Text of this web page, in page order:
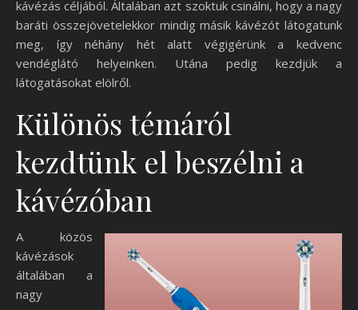
kávézás céljából. Általában azt szoktuk csinálni, hogy a nagy
baráti összejövetelekkor mindig másik kávézót látogatunk
meg, így néhány hét alatt végigérünk a kedvenc
vendéglátó helyeinken. Utána pedig kezdjük a
látogatásokat elölről.
Különös témáról
kezdtünk el beszélni a
kávézóban
A közös
kávézások
általában a
nagy